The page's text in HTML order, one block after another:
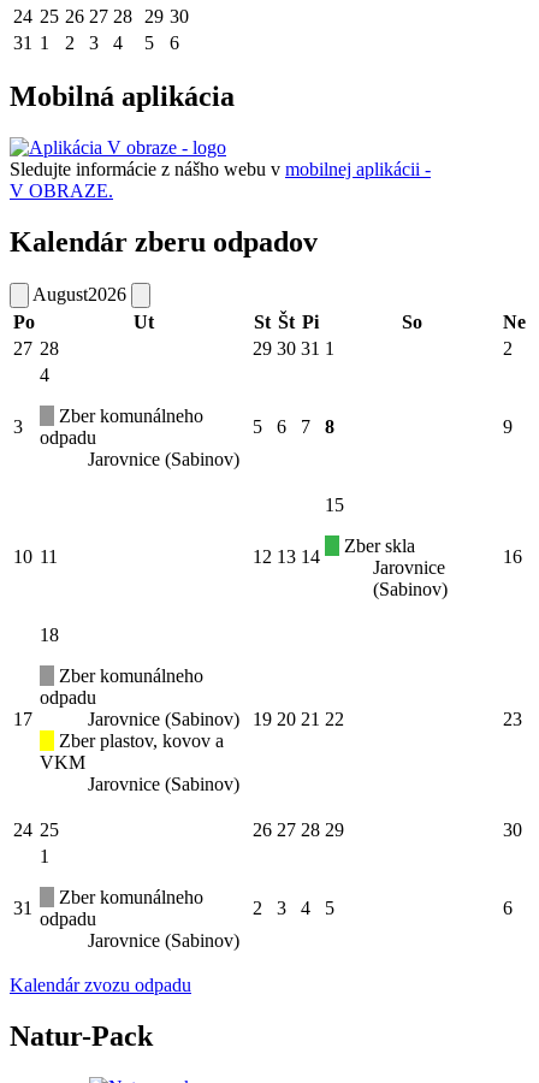
24 25 26 27 28 29 30
31 1 2 3 4 5 6
Mobilná aplikácia
Sledujte informácie z nášho webu v mobilnej aplikácii -
V OBRAZE.
Kalendár zberu odpadov
August2026
Po
Ut St Št Pi So
Ne
27 28 29 30 31 1 2
3
4
Zber komunálneho
odpadu
Jarovnice (Sabinov)
5 6 7 8 9
10 11 12 13 14
15
Zber skla
Jarovnice
(Sabinov)
16
17
18
Zber komunálneho
odpadu
Jarovnice (Sabinov)
Zber plastov, kovov a
VKM
Jarovnice (Sabinov)
19 20 21 22 23
24 25 26 27 28 29 30
31
1
Zber komunálneho
odpadu
Jarovnice (Sabinov)
2 3 4 5 6
Kalendár zvozu odpadu
Natur-Pack